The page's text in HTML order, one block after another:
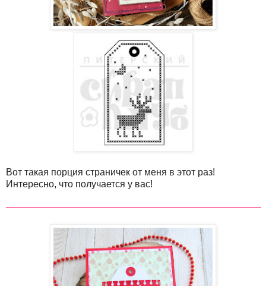
Вот такая порция страничек от меня в этот раз!
Интересно, что получается у вас!